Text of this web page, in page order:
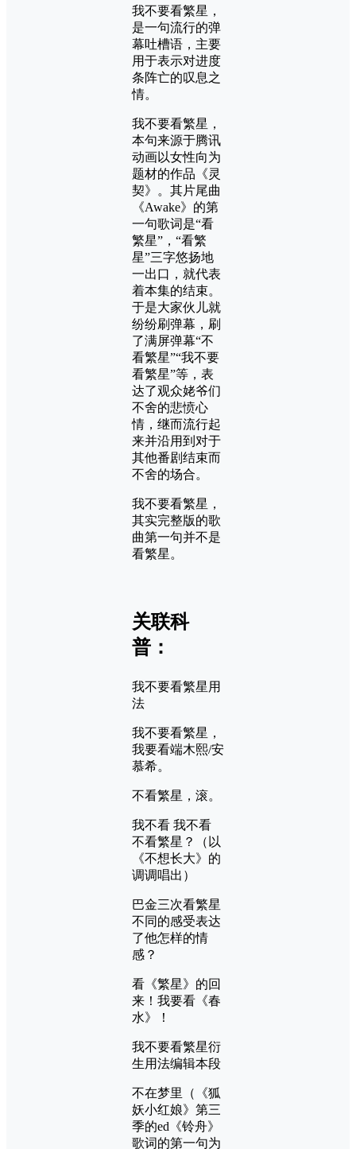
我不要看繁星，
是一句流行的弹
幕吐槽语，主要
用于表示对进度
条阵亡的叹息之
情。
我不要看繁星，
本句来源于腾讯
动画以女性向为
题材的作品《灵
契》。其片尾曲
《Awake》的第
一句歌词是“看
繁星”，“看繁
星”三字悠扬地
一出口，就代表
着本集的结束。
于是大家伙儿就
纷纷刷弹幕，刷
了满屏弹幕“不
看繁星”“我不要
看繁星”等，表
达了观众姥爷们
不舍的悲愤心
情，继而流行起
来并沿用到对于
其他番剧结束而
不舍的场合。
我不要看繁星，
其实完整版的歌
曲第一句并不是
看繁星。
关联科
普：
我不要看繁星用
法
我不要看繁星，
我要看端木熙/安
慕希。
不看繁星，滚。
我不看 我不看
不看繁星？（以
《不想长大》的
调调唱出）
巴金三次看繁星
不同的感受表达
了他怎样的情
感？
看《繁星》的回
来！我要看《春
水》！
我不要看繁星衍
生用法编辑本段
不在梦里（《狐
妖小红娘》第三
季的ed《铃舟》
歌词的第一句为